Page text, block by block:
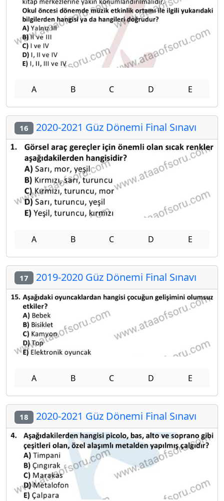
A B C D E
16 2020-2021 Güz Dönemi Final Sınavı
A B C D E
17 2019-2020 Güz Dönemi Final Sınavı
A B C D E
18 2020-2021 Güz Dönemi Final Sınavı